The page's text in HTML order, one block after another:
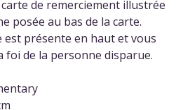
de remerciement illustrée
posée au bas de la carte.
est présente en haut et vous
de la personne disparue.